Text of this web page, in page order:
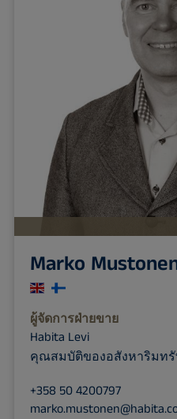
Marko
ผู้จัดการฝ่ายขาย
Habita Levi
คุณสมบัติของอสังหาริมทรั
+358 50 4200797